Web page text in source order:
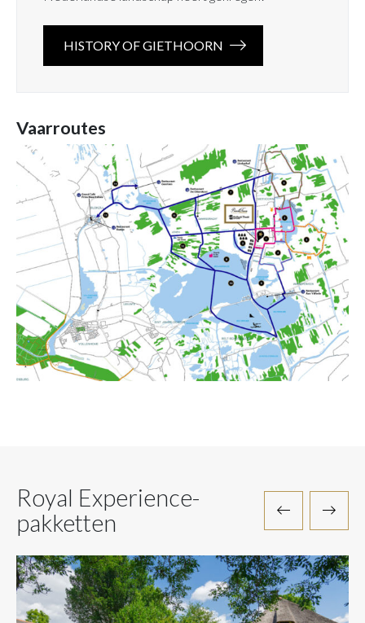
HISTORY OF GIETHOORN
Vaarroutes
Royal Experience-
pakketten